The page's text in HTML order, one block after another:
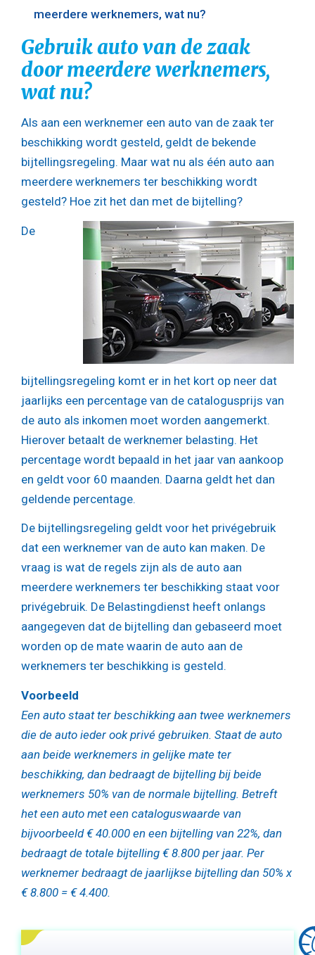
meerdere werknemers, wat nu?
Gebruik auto van de zaak
door meerdere werknemers,
wat nu?
Als aan een werknemer een auto van de zaak ter
beschikking wordt gesteld, geldt de bekende
bijtellingsregeling. Maar wat nu als één auto aan
meerdere werknemers ter beschikking wordt
gesteld? Hoe zit het dan met de bijtelling?
De
bijtellingsregeling komt er in het kort op neer dat
jaarlijks een percentage van de catalogusprijs van
de auto als inkomen moet worden aangemerkt.
Hierover betaalt de werknemer belasting. Het
percentage wordt bepaald in het jaar van aankoop
en geldt voor 60 maanden. Daarna geldt het dan
geldende percentage.
De bijtellingsregeling geldt voor het privégebruik
dat een werknemer van de auto kan maken. De
vraag is wat de regels zijn als de auto aan
meerdere werknemers ter beschikking staat voor
privégebruik. De Belastingdienst heeft onlangs
aangegeven dat de bijtelling dan gebaseerd moet
worden op de mate waarin de auto aan de
werknemers ter beschikking is gesteld.
Voorbeeld
Een auto staat ter beschikking aan twee werknemers
die de auto ieder ook privé gebruiken. Staat de auto
aan beide werknemers in gelijke mate ter
beschikking, dan bedraagt de bijtelling bij beide
werknemers 50% van de normale bijtelling. Betreft
het een auto met een cataloguswaarde van
bijvoorbeeld € 40.000 en een bijtelling van 22%, dan
bedraagt de totale bijtelling € 8.800 per jaar. Per
werknemer bedraagt de jaarlijkse bijtelling dan 50% x
€ 8.800 = € 4.400.